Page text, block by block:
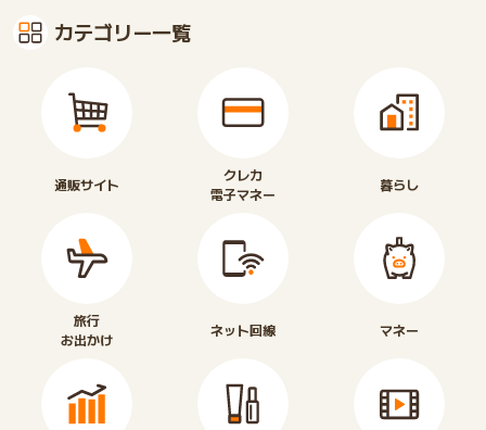
カテゴリー一覧
通販サイト
クレカ
電子マネー
暮らし
旅行
お出かけ
ネット回線 マネー